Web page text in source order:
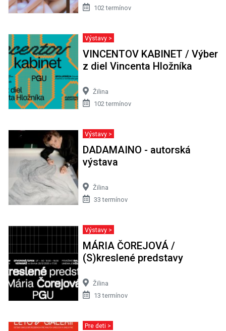
102 termínov
Výstavy >
VINCENTOV KABINET / Výber
z diel Vincenta Hložníka
Žilina
102 termínov
Výstavy >
DADAMAINO - autorská
výstava
Žilina
33 termínov
Výstavy >
MÁRIA ČOREJOVÁ /
(S)kreslené predstavy
Žilina
13 termínov
Pre deti >